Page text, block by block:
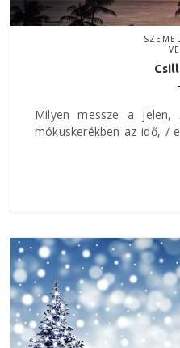
Milyen messze a
mókuskerékben az idő, /